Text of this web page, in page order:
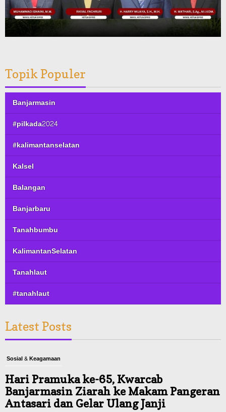
Topik Populer
Banjarmasin
#pilkada2024
#kalimantanselatan
Kalsel
Balangan
Banjarbaru
Tanahbumbu
KalimantanSelatan
Tanahlaut
#tanahlaut
Latest Posts
Sosial & Keagamaan
Hari Pramuka ke-65, Kwarcab
Banjarmasin Ziarah ke Makam Pangeran
Antasari dan Gelar Ulang Janji